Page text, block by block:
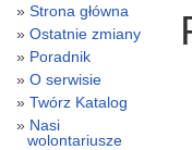
Strona główna
Ostatnie zmiany
Poradnik
O serwisie
Twórz Katalog
Nasi
wolontariusze